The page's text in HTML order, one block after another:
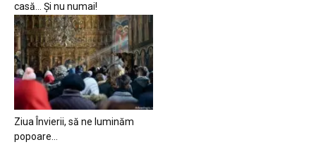
casă… Și nu numai!
Ziua Învierii, să ne luminăm
popoare…